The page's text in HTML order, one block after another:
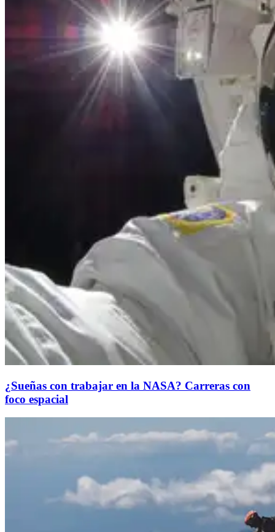
¿Sueñas con trabajar en la NASA? Carreras con
foco espacial